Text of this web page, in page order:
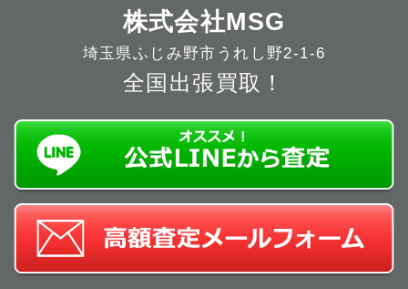
株式会社MSG
埼玉県ふじみ野市うれし野2-1-6
全国出張買取！